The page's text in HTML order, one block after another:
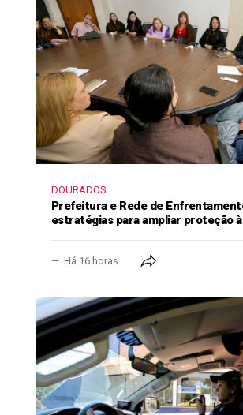
DOURADOS
Prefeitura e Rede de
estratégias para ampliar proteção
Há 16 horas